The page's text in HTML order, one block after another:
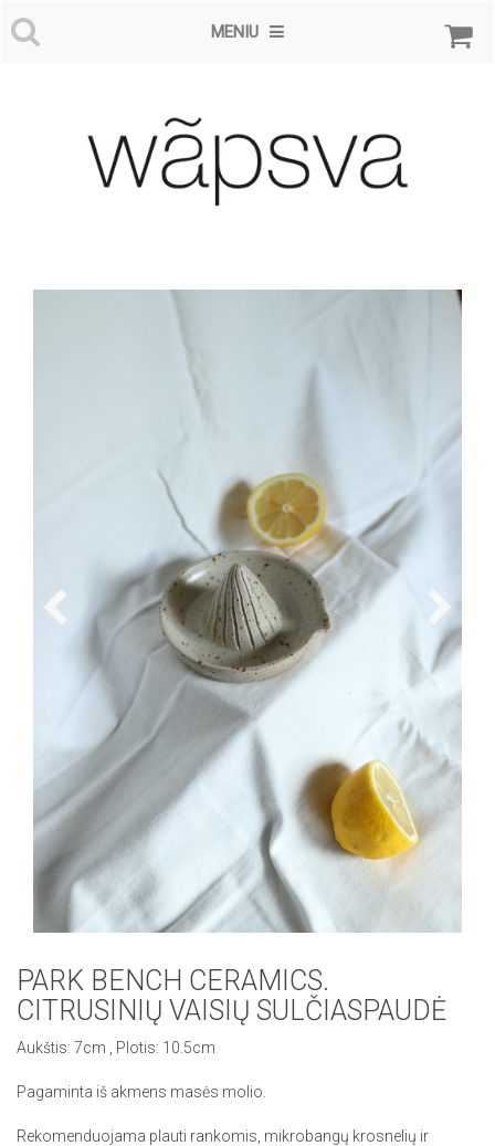
MENIU
PARK BENCH CERAMICS.
CITRUSINIŲ VAISIŲ SULČIASPAUDĖ
Aukštis: 7cm , Plotis: 10.5cm
Pagaminta iš akmens masės molio.
Rekomenduojama plauti rankomis, mikrobangų krosnelių ir